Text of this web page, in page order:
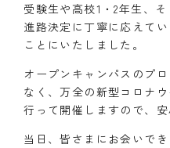
受験生や高校1・2年生、
進路決定に丁寧に応えて
ことにいたしました。
オープンキャンパスのプ
なく、万全の新型コロナ
行って開催しますので、安
当日、皆さまにお会いで